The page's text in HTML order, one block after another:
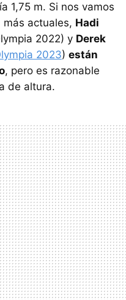
1,75 m. Si nos vamos
más actuales, Hadi
2022) y Derek
2023) están
, pero es razonable
de altura.